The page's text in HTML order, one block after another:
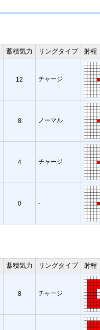
蓄積気力 リングタイプ 射程
12 チャージ
8 ノーマル
4 チャージ
0 -
蓄積気力 リングタイプ 射程
8 チャージ